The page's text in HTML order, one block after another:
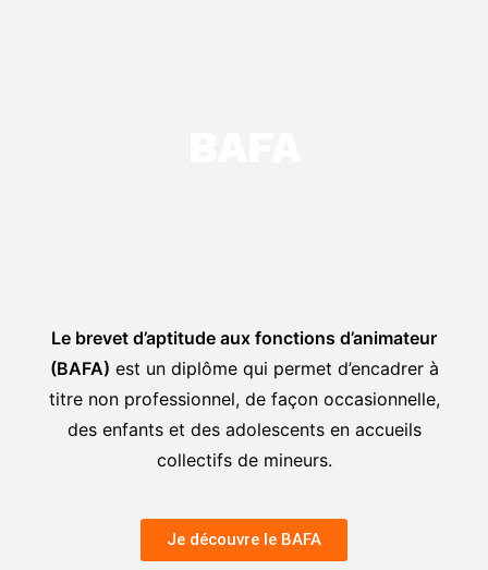
Le brevet d’aptitude aux fonctions d’animateur
(BAFA) est un diplôme qui permet d’encadrer à
titre non professionnel, de façon occasionnelle,
des enfants et des adolescents en accueils
collectifs de mineurs.
Je découvre le BAFA